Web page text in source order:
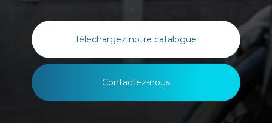
Téléchargez notre catalogue
Contactez-nous